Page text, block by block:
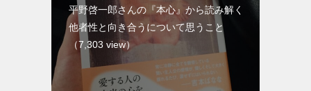
平野啓一郎さんの『本心』から読み解く
他者性と向き合うについて思うこと
（7,303 view）